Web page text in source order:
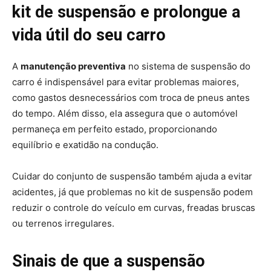
kit de suspensão e prolongue a
vida útil do seu carro
A manutenção preventiva no sistema de suspensão do
carro é indispensável para evitar problemas maiores,
como gastos desnecessários com troca de pneus antes
do tempo. Além disso, ela assegura que o automóvel
permaneça em perfeito estado, proporcionando
equilíbrio e exatidão na condução.
Cuidar do conjunto de suspensão também ajuda a evitar
acidentes, já que problemas no kit de suspensão podem
reduzir o controle do veículo em curvas, freadas bruscas
ou terrenos irregulares.
Sinais de que a suspensão